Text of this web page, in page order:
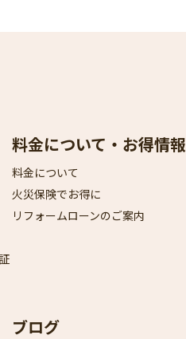
料金について・お得情報
料金について
火災保険でお得に
リフォームローンのご案内
ブログ